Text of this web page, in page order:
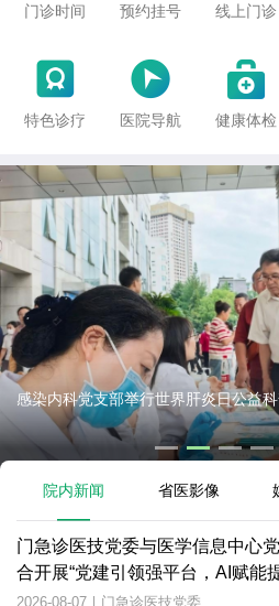
门诊时间 预约挂号 线上门诊

特色诊疗

医院导航

健康体检
我院急诊医学与灾难医学研究所团队
权威...
院内新闻 省医影像
门急诊医技党委与医学信息中心
合开展“党建引领强平台，AI赋能
效”主题党日活动
2026-08-07 | 门急诊医技党委